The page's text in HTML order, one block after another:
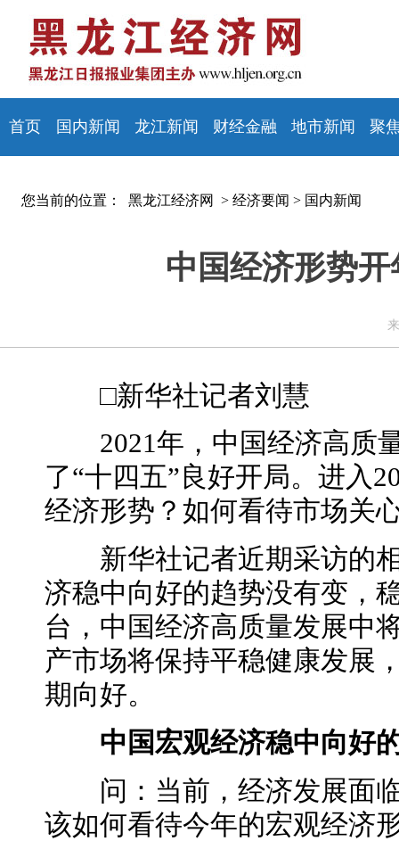
首页 国内新闻 龙江新闻 财经金融 地市新闻 聚
您当前的位置： 黑龙江经济网 > 经济要闻 > 国内新闻
中国经济形势
□新华社记者刘慧
2021年，中国经济高质
了“十四五”良好开局。进入
经济形势？如何看待市场关
新华社记者近期采访的相
济稳中向好的趋势没有变，
台，中国经济高质量发展中
产市场将保持平稳健康发展
期向好。
中国宏观经济稳中向好
问：当前，经济发展面临
该如何看待今年的宏观经济